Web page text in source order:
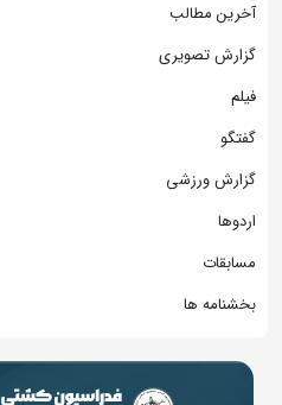
آخرین مطالب
گزارش تصویری
فیلم
گفتگو
گزارش ورزشی
اردوها
مسابقات
بخشنامه ها